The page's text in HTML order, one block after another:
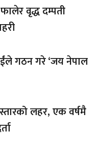
वृद्ध दम्पती
गठन गरे ‘जय नेपाल
लहर, एक वर्षमै